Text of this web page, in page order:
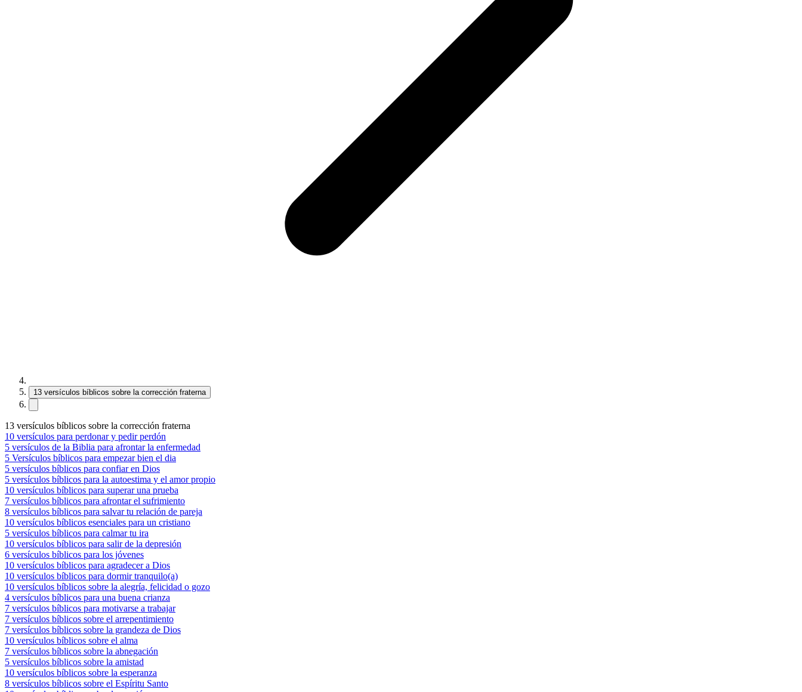
13 versículos bíblicos sobre la corrección fraterna
13 versículos bíblicos sobre la corrección fraterna
10 versículos para perdonar y pedir perdón
5 versículos de la Biblia para afrontar la enfermedad
5 Versículos bíblicos para empezar bien el dia
5 versículos bíblicos para confiar en Dios
5 versículos bíblicos para la autoestima y el amor propio
10 versículos bíblicos para superar una prueba
7 versículos bíblicos para afrontar el sufrimiento
8 versículos bíblicos para salvar tu relación de pareja
10 versículos bíblicos esenciales para un cristiano
5 versículos bíblicos para calmar tu ira
10 versículos bíblicos para salir de la depresión
6 versículos bíblicos para los jóvenes
10 versículos bíblicos para agradecer a Dios
10 versículos bíblicos para dormir tranquilo(a)
10 versículos bíblicos sobre la alegría, felicidad o gozo
4 versículos bíblicos para una buena crianza
7 versículos bíblicos para motivarse a trabajar
7 versículos bíblicos sobre el arrepentimiento
7 versículos bíblicos sobre la grandeza de Dios
10 versículos bíblicos sobre el alma
7 versículos bíblicos sobre la abnegación
5 versículos bíblicos sobre la amistad
10 versículos bíblicos sobre la esperanza
8 versículos bíblicos sobre el Espíritu Santo